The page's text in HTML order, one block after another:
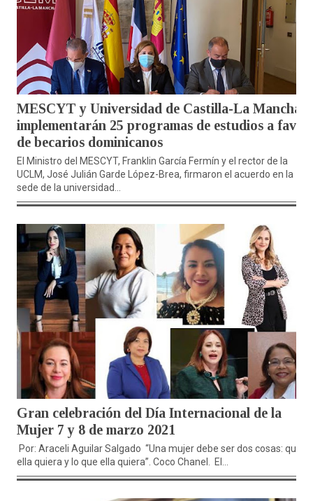
MESCYT y Universidad de Castilla-La Mancha
implementarán 25 programas de estudios a favor
de becarios dominicanos
El Ministro del MESCYT, Franklin García Fermín y el rector de la
UCLM, José Julián Garde López-Brea, firmaron el acuerdo en la
sede de la universidad...
Gran celebración del Día Internacional de la
Mujer 7 y 8 de marzo 2021
Por: Araceli Aguilar Salgado “Una mujer debe ser dos cosas: quien
ella quiera y lo que ella quiera”. Coco Chanel. El...